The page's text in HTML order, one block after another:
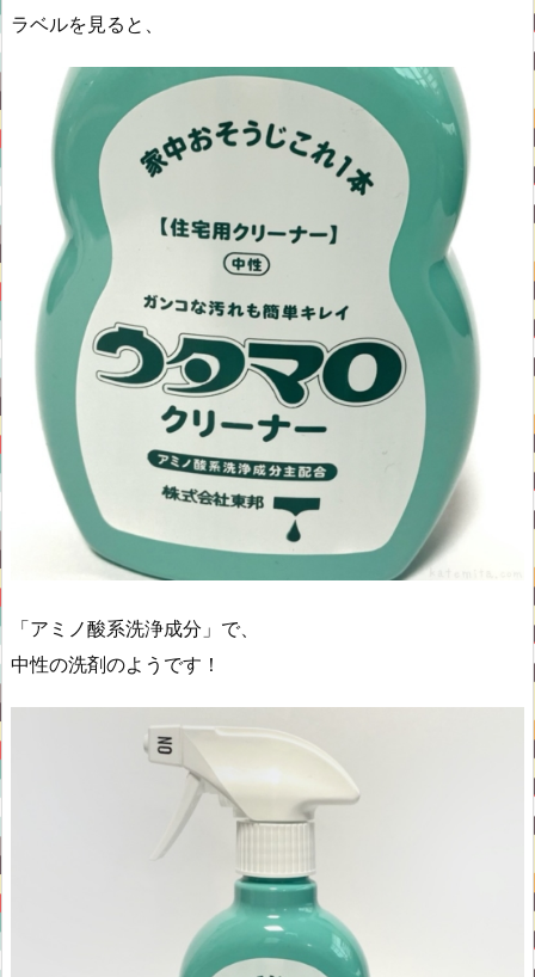
ラベルを見ると、
「アミノ酸系洗浄成分」で、
中性の洗剤のようです！